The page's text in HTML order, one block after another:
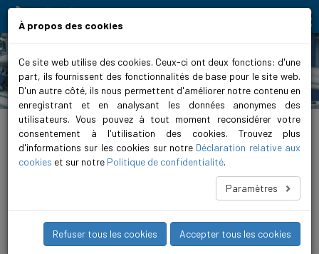
Produits
Home > Produits > Évacuation des eaux usées > Station de pompage préfabriquée
FPS 1500 2.50
FPS 1500 2.5 75 BF11
La configuration FPS 1500 Twin est conçue pour les
installations à double pompe. Grâce à la commande Biral, les
pompes peuvent fonctionner en mode redondant ou assurer à
l’utilisateur la sécurité de fonctionnement requise.
À propos des cookies
Ce site web utilise des cookies. Ceux-ci ont deux fonctions: d'une
part, ils fournissent des fonctionnalités de base pour le site web.
D'un autre côté, ils nous permettent d'améliorer notre contenu en
enregistrant et en analysant les données anonymes des
utilisateurs. Vous pouvez à tout moment reconsidérer votre
consentement à l'utilisation des cookies. Trouvez plus
d'informations sur les cookies sur notre Déclaration relative aux
cookies et sur notre Politique de confidentialité.
Paramètres
Refuser tous les cookies Accepter tous les cookies